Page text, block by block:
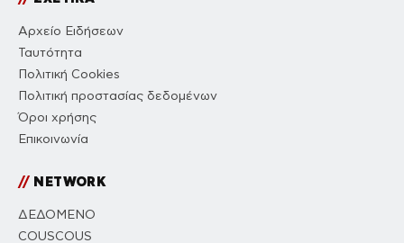
Αρχείο Ειδήσεων
Ταυτότητα
Πολιτική Cookies
Πολιτική προστασίας δεδομένων
Όροι χρήσης
Επικοινωνία
//NETWORK
ΔΕΔΟΜΕΝΟ
COUSCOUS